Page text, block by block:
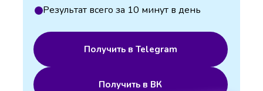
Получить в Telegram
Получить в ВК
Результат всего за 10 минут в день